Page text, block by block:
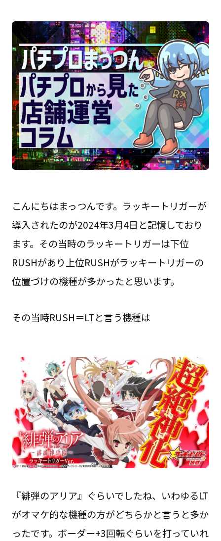
こんにちはまっつんです。ラッキートリガーが
導入されたのが2024年3月4日と記憶しており
ます。その当時のラッキートリガーは下位
RUSHがあり上位RUSHがラッキートリガーの
位置づけの機種が多かったと思います。
その当時RUSH＝LTと言う機種は
『緋弾のアリア』ぐらいでしたね、いわゆるLT
がオマケ的な機種の方がどちらかと言うと多か
ったです。ボーダー+3回転ぐらいを打っていれ